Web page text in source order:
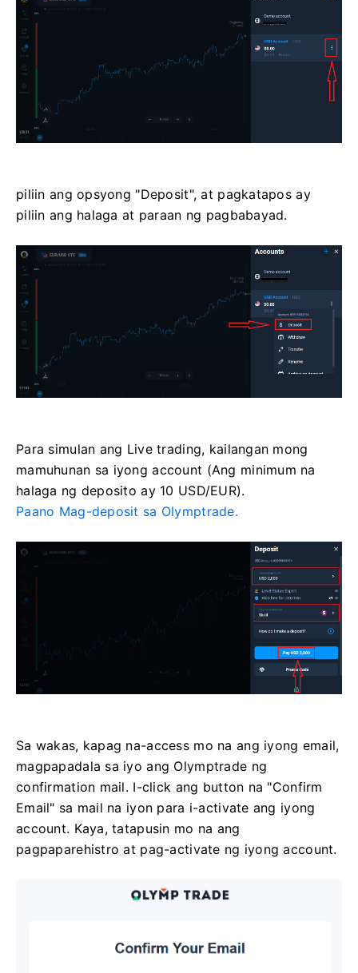
piliin ang opsyong "Deposit", at pagkatapos ay
piliin ang halaga at paraan ng pagbabayad.
Para simulan ang Live trading, kailangan mong
mamuhunan sa iyong account (Ang minimum na
halaga ng deposito ay 10 USD/EUR).
Paano Mag-deposit sa Olymptrade.
Sa wakas, kapag na-access mo na ang iyong email,
magpapadala sa iyo ang Olymptrade ng
confirmation mail. I-click ang button na "Confirm
Email" sa mail na iyon para i-activate ang iyong
account. Kaya, tatapusin mo na ang
pagpaparehistro at pag-activate ng iyong account.